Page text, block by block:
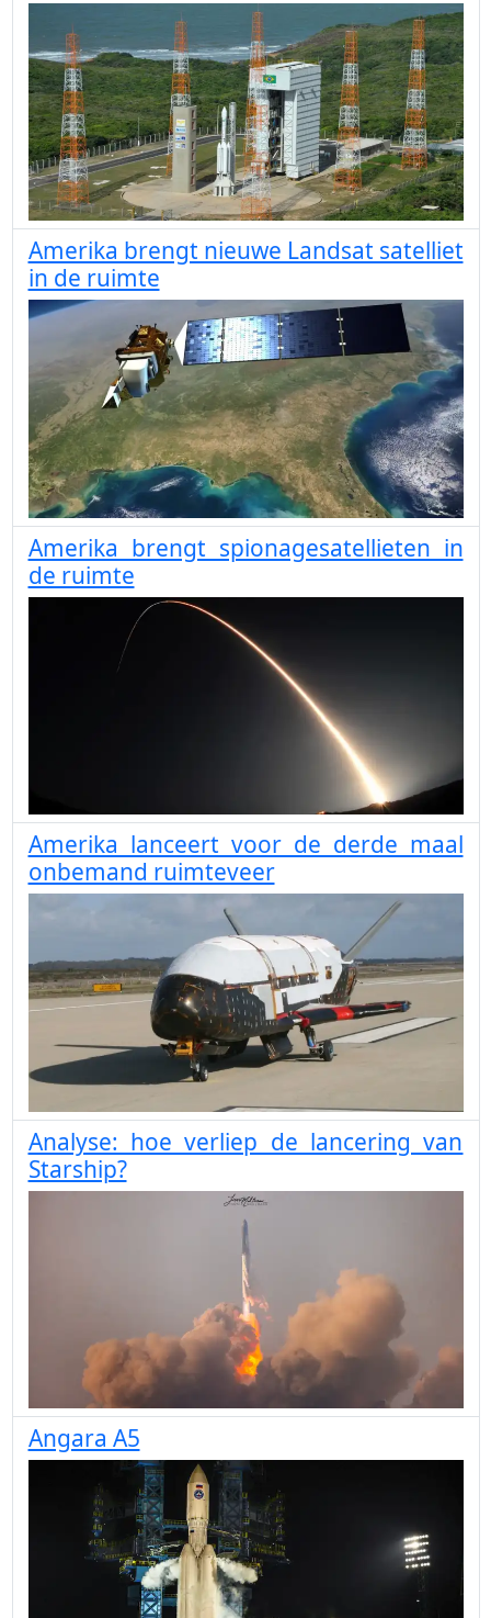
Amerika brengt nieuwe Landsat satelliet
in de ruimte
Amerika brengt spionagesatellieten in
de ruimte
Amerika lanceert voor de derde maal
onbemand ruimteveer
Analyse: hoe verliep de lancering van
Starship?
Angara A5